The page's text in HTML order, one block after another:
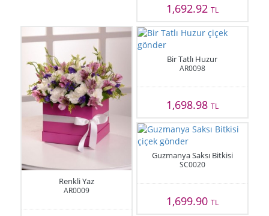
1,692.92 TL
Renkli Yaz
AR0009
Bir Tatlı Huzur
AR0098
1,698.98 TL
Guzmanya Saksı Bitkisi
SC0020
1,699.90 TL